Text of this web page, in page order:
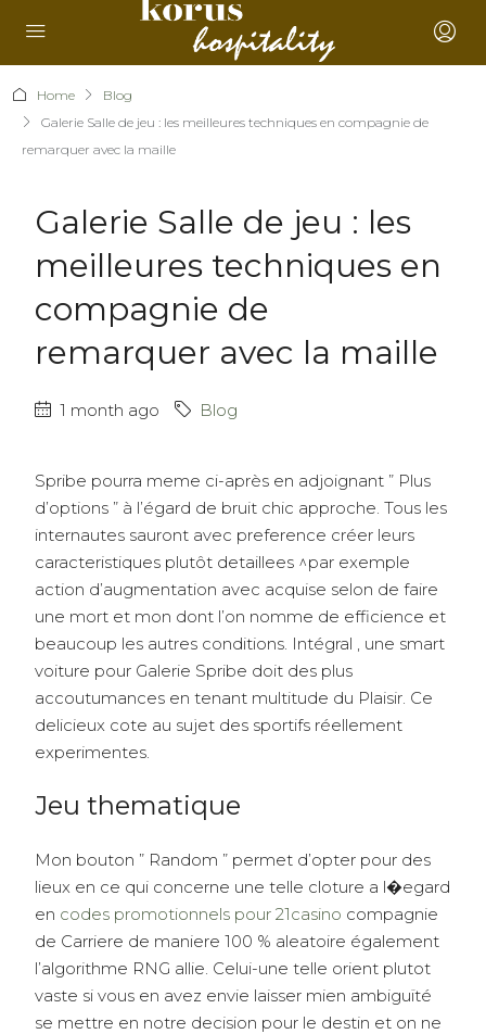
Home
Blog
Galerie Salle de jeu : les meilleures techniques en compagnie de
remarquer avec la maille
Galerie Salle de jeu : les
meilleures techniques en
compagnie de
remarquer avec la maille
1 month ago Blog
Spribe pourra meme ci-après en adjoignant ” Plus
d’options ” à l’égard de bruit chic approche. Tous les
internautes sauront avec preference créer leurs
caracteristiques plutôt detaillees ^par exemple
action d’augmentation avec acquise selon de faire
une mort et mon dont l’on nomme de efficience et
beaucoup les autres conditions. Intégral , une smart
voiture pour Galerie Spribe doit des plus
accoutumances en tenant multitude du Plaisir. Ce
delicieux cote au sujet des sportifs réellement
experimentes.
Jeu thematique
Mon bouton ” Random ” permet d’opter pour des
lieux en ce qui concerne une telle cloture a l�egard
en codes promotionnels pour 21casino compagnie
de Carriere de maniere 100 % aleatoire également
l’algorithme RNG allie. Celui-une telle orient plutot
vaste si vous en avez envie laisser mien ambiguïté
se mettre en notre decision pour le destin et on ne